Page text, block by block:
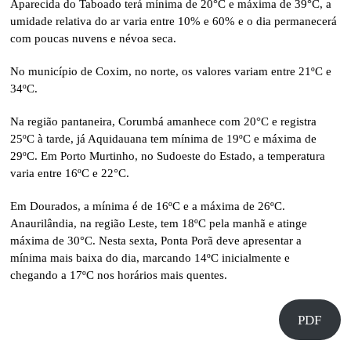
Aparecida do Taboado terá mínima de 20°C e máxima de 39°C, a
umidade relativa do ar varia entre 10% e 60% e o dia permanecerá
com poucas nuvens e névoa seca.
No município de Coxim, no norte, os valores variam entre 21ºC e
34ºC.
Na região pantaneira, Corumbá amanhece com 20°C e registra
25ºC à tarde, já Aquidauana tem mínima de 19ºC e máxima de
29ºC. Em Porto Murtinho, no Sudoeste do Estado, a temperatura
varia entre 16ºC e 22°C.
Em Dourados, a mínima é de 16ºC e a máxima de 26ºC.
Anaurilândia, na região Leste, tem 18ºC pela manhã e atinge
máxima de 30°C. Nesta sexta, Ponta Porã deve apresentar a
mínima mais baixa do dia, marcando 14ºC inicialmente e
chegando a 17ºC nos horários mais quentes.
PDF